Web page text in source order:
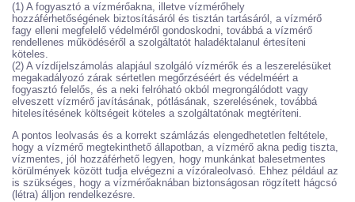
(1) A fogyasztó a vízmérőakna, illetve vízmérőhely
hozzáférhetőségének biztosításáról és tisztán tartásáról, a vízmérő
fagy elleni megfelelő védelméről gondoskodni, továbbá a vízmérő
rendellenes működéséről a szolgáltatót haladéktalanul értesíteni
köteles.
(2) A vízdíjelszámolás alapjául szolgáló vízmérők és a leszerelésüket
megakadályozó zárak sértetlen megőrzéséért és védelméért a
fogyasztó felelős, és a neki felróható okból megrongálódott vagy
elveszett vízmérő javításának, pótlásának, szerelésének, továbbá
hitelesítésének költségeit köteles a szolgáltatónak megtéríteni.
A pontos leolvasás és a korrekt számlázás elengedhetetlen feltétele,
hogy a vízmérő megtekinthető állapotban, a vízmérő akna pedig tiszta,
vízmentes, jól hozzáférhető legyen, hogy munkánkat balesetmentes
körülmények között tudja elvégezni a vízóraleolvasó. Ehhez például az
is szükséges, hogy a vízmérőaknában biztonságosan rögzített hágcsó
(létra) álljon rendelkezésre.